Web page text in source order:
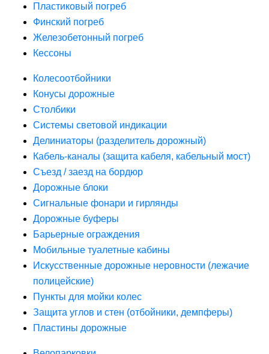
Пластиковый погреб
Финский погреб
Железобетонный погреб
Кессоны
Колесоотбойники
Конусы дорожные
Столбики
Системы световой индикации
Делиниаторы (разделитель дорожный)
Кабель-каналы (защита кабеля, кабельный мост)
Съезд / заезд на бордюр
Дорожные блоки
Сигнальные фонари и гирлянды
Дорожные буферы
Барьерные ограждения
Мобильные туалетные кабины
Искусственные дорожные неровности (лежачие
полицейские)
Пункты для мойки колес
Защита углов и стен (отбойники, демпферы)
Пластины дорожные